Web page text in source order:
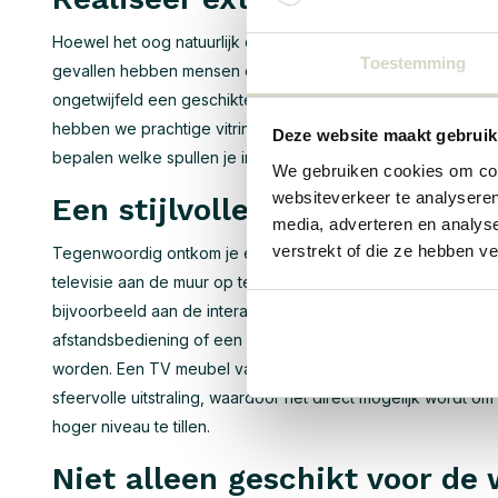
Toestemming
Deze website maakt
We gebruiken cookies om
websiteverkeer te
media, adverteren en
verstrekt of die ze hebben
Hoewel het oog natuurlijk ook wat wil is dit meestal niet de
gevallen hebben mensen op dit moment namelijk
ongetwijfeld een geschikte HKliving kast binnen ons
hebben we prachtige vitrinekasten, maar ook
bepalen welke spullen je in de kast wilt opbergen en kan je
Een stijlvolle TV meubel
Tegenwoordig ontkom je er vrijwel niet meer aan om een
televisie aan de muur op te hangen, maar tegenwoordig
bijvoorbeeld aan de interactieve tv of aan een
afstandsbediening of een controller en uiteraard dien je
worden. Een TV meubel van HKliving is hier dan ook
sfeervolle uitstraling, waardoor het direct mogelijk wordt
hoger niveau te tillen.
Niet alleen geschikt voor de